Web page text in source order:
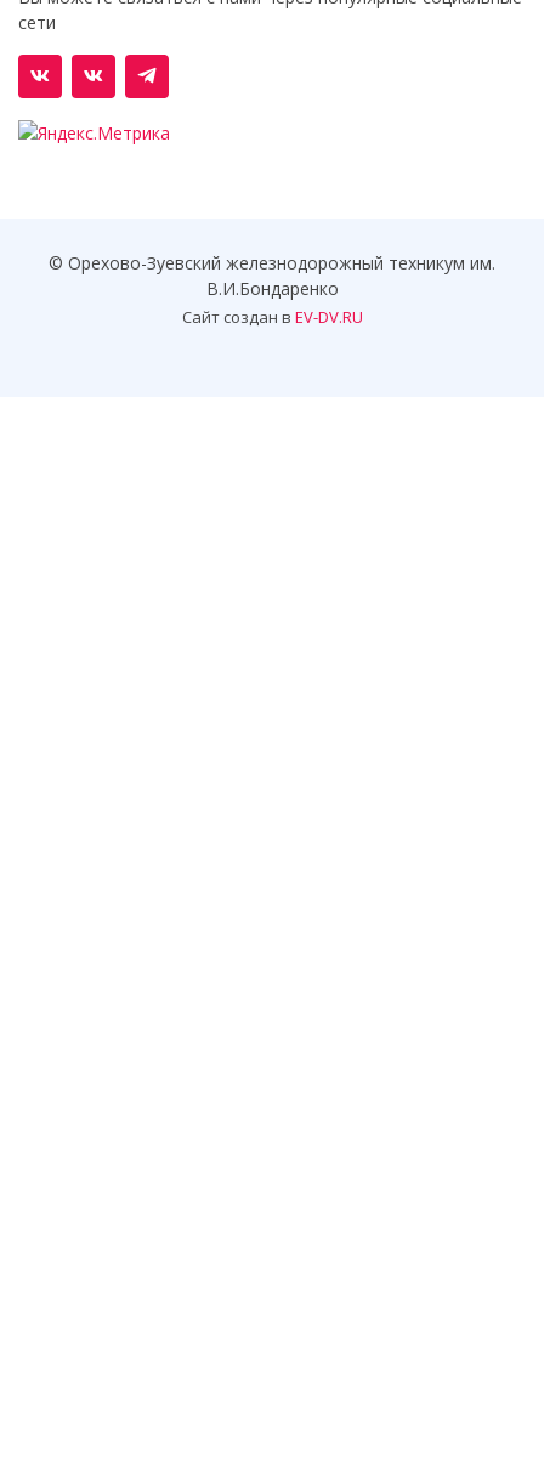
сети
© Орехово-Зуевский железнодорожный техникум им.
В.И.Бондаренко
Сайт создан в EV-DV.RU